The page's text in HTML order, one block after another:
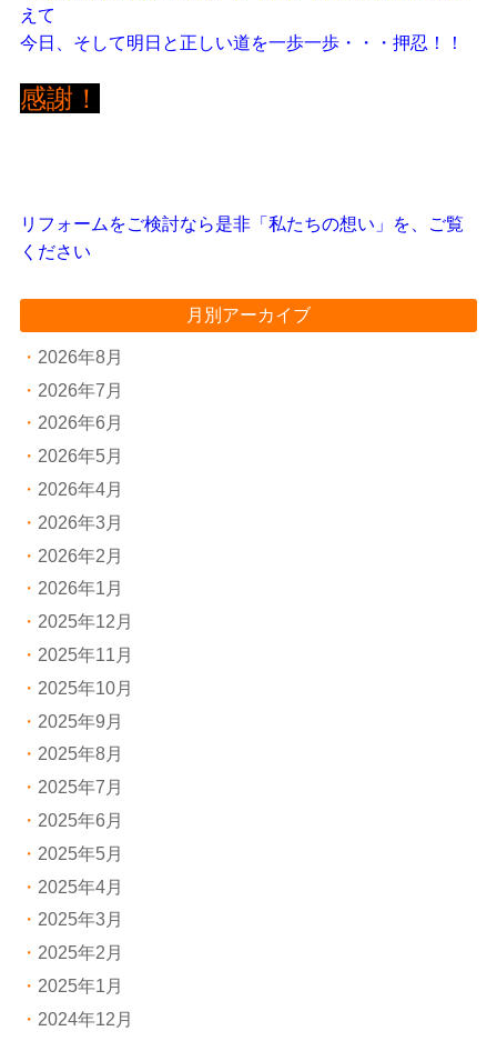
えて
今日、そして明日と正しい道を一歩一歩・・・押忍！！
感謝！
リフォームをご検討なら是非「私たちの想い」を、ご覧
ください
月別アーカイブ
2026年8月
2026年7月
2026年6月
2026年5月
2026年4月
2026年3月
2026年2月
2026年1月
2025年12月
2025年11月
2025年10月
2025年9月
2025年8月
2025年7月
2025年6月
2025年5月
2025年4月
2025年3月
2025年2月
2025年1月
2024年12月